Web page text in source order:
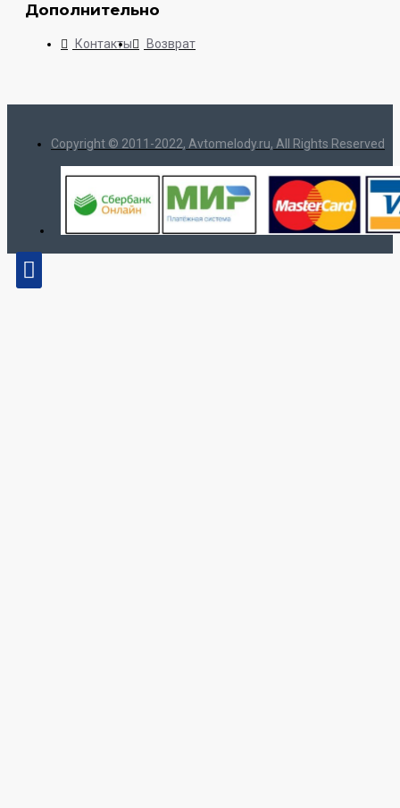
Дополнительно
Контакты Возврат
Copyright © 2011-2022, Avtomelody.ru, All Rights Reserved